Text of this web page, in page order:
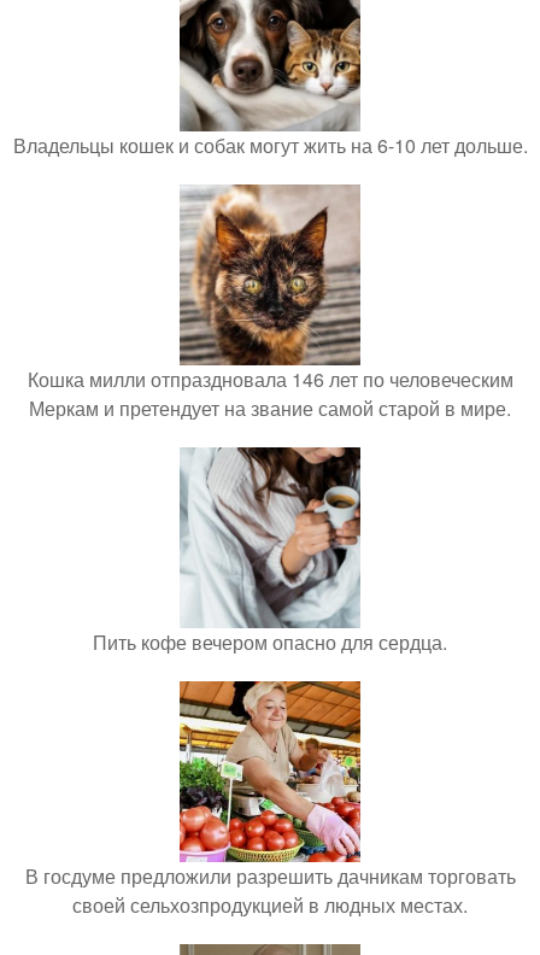
Владельцы кошек и собак могут жить на 6-10 лет дольше.
Кошка милли отпраздновала 146 лет по человеческим
Меркам и претендует на звание самой старой в мире.
Пить кофе вечером опасно для сердца.
В госдуме предложили разрешить дачникам торговать
своей сельхозпродукцией в людных местах.